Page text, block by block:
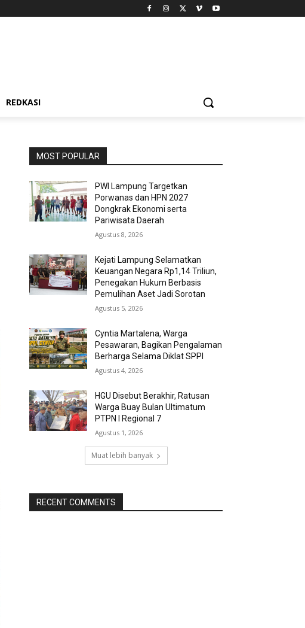
REDKASI
MOST POPULAR
PWI Lampung Targetkan
Porwanas dan HPN 2027
Dongkrak Ekonomi serta
Pariwisata Daerah
Agustus 8, 2026
Kejati Lampung Selamatkan
Keuangan Negara Rp1,14 Triliun,
Penegakan Hukum Berbasis
Pemulihan Aset Jadi Sorotan
Agustus 5, 2026
Cyntia Martalena, Warga
Pesawaran, Bagikan Pengalaman
Berharga Selama Diklat SPPI
Agustus 4, 2026
HGU Disebut Berakhir, Ratusan
Warga Buay Bulan Ultimatum
PTPN I Regional 7
Agustus 1, 2026
Muat lebih banyak
RECENT COMMENTS